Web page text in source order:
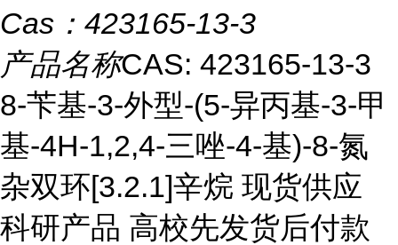
Cas： 423165-13-3
产品名称CAS: 423165-13-3
8-苄基-3-外型-(5-异丙基-3-甲
基-4H-1,2,4-三唑-4-基)-8-氮
杂双环[3.2.1]辛烷 现货供应
科研产品 高校先发货后付款